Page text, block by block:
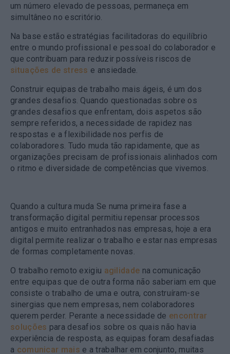
um número elevado de pessoas, permaneça em
simultâneo no escritório.
Na base estão estratégias facilitadoras do equilíbrio
entre o mundo profissional e pessoal do colaborador e
que contribuam para reduzir possíveis riscos de
situações de stress e ansiedade.
Construir equipas de trabalho mais ágeis, é um dos
grandes desafios. Quando questionadas sobre os
grandes desafios que enfrentam, dois aspetos são
sempre referidos, a necessidade de rapidez nas
respostas e a flexibilidade nos perfis de
colaboradores. Tudo muda tão rapidamente, que as
organizações precisam de profissionais alinhados com
o ritmo e diversidade de competências que vivemos.
Quando a cultura muda Se numa primeira fase a
transformação digital permitiu repensar processos
antigos e muito entranhados nas empresas, hoje a era
digital permite realizar o trabalho e estar nas empresas
de formas completamente novas.
O trabalho remoto exigiu agilidade na comunicação
entre equipas que de outra forma não saberiam em que
consiste o trabalho de uma e outra, construíram-se
sinergias que nem empresas, nem colaboradores
querem perder. Perante a necessidade de encontrar
soluções para desafios sobre os quais não havia
experiência de resposta, as equipas foram desafiadas
a comunicar mais e a trabalhar em conjunto, muitas